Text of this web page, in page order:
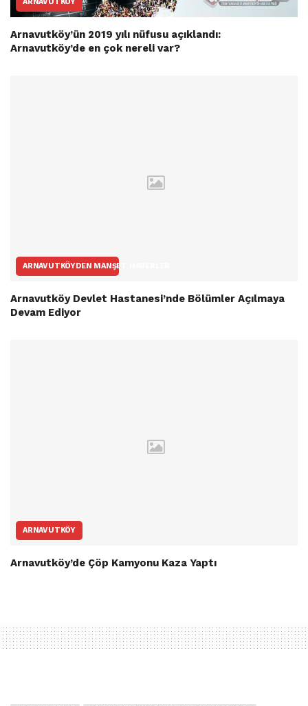
ARNAVUTKÖY
Arnavutköy’ün 2019 yılı nüfusu açıklandı:
Arnavutköy’de en çok nereli var?
ARNAVUTKÖYDEN MANŞET HABERLER
Arnavutköy Devlet Hastanesi’nde Bölümler Açılmaya
Devam Ediyor
ARNAVUTKÖY
Arnavutköy’de Çöp Kamyonu Kaza Yaptı